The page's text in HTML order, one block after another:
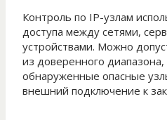
Контроль по IP-узлам
доступа между сетями,
устройствами. Можно
из доверенного
обнаруженные опасные
внешний подключение к